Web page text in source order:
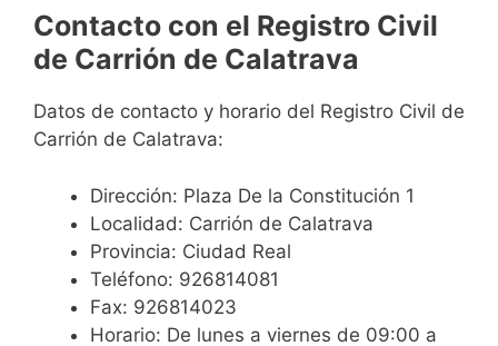
Contacto con el Registro Civil
de Carrión de Calatrava
Datos de contacto y horario del Registro Civil de
Carrión de Calatrava:
Dirección: Plaza De la Constitución 1
Localidad: Carrión de Calatrava
Provincia: Ciudad Real
Teléfono: 926814081
Fax: 926814023
Horario: De lunes a viernes de 09:00 a